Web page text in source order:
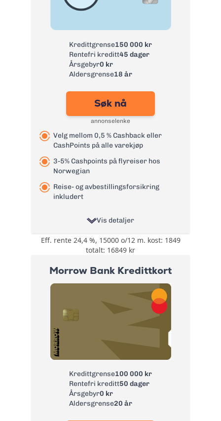
Effektiv rente:
minibank:
35 kr + 1 % av uttak
Kontantuttak i
75 kr + 1 % av uttak
eFaktura:
0 kr
papirfaktura:
45 kr
35 kr
Overtrekksgebyr:
125 kr
Les mer om Re:member Black
Kredittgrense150 000 kr
Rentefri kreditt45 dager
Årsgebyr0 kr
Aldersgrense18 år
Søk nå
annonselenke
Velg mellom 0,5 % Cashback eller
CashPoints på alle varekjøp
3-5% Cashpoints på flyreiser hos
Norwegian
Reise- og avbestillingsforsikring
inkludert
Vis detaljer
Bonus:
0,5% på all bruk på
kortet i cashback
3-5% Cashpoints på
Reise- og
avbestillingsforsikring
- 6 valgfrie
Tannhelseforsikring,
Betalingsforsikring
Betalingsforsikring
lån, Helårs
reiseforsirng,
Leiebilsforsikring
Eff. rente 24,4 %, 15000 o/12 m. kost: 1849
totalt: 16849 kr
Morrow Bank Kredittkort
Kredittgrense100 000 kr
Rentefri kreditt50 dager
Årsgebyr0 kr
Aldersgrense20 år